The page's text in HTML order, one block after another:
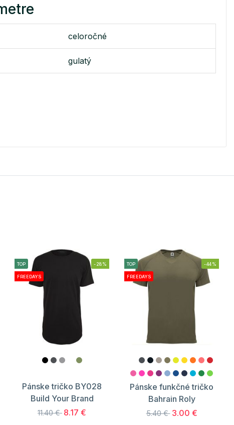
celoročné
gulatý
TOP
FREEDAYS
-28%
Pánske tričko BY028
Build Your Brand
11.40 € 8.17 €
TOP
FREEDAYS
-44%
Pánske funkčné tričko
Bahrain Roly
5.40 € 3.00 €